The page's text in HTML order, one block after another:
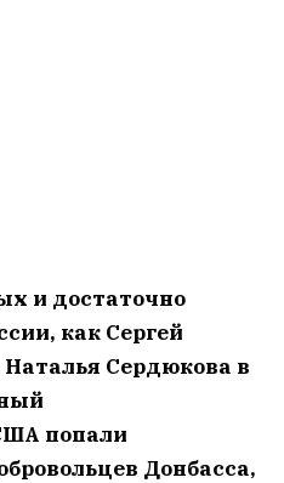
и достаточно
как Сергей
Сердюкова в
попали
Донбасса,